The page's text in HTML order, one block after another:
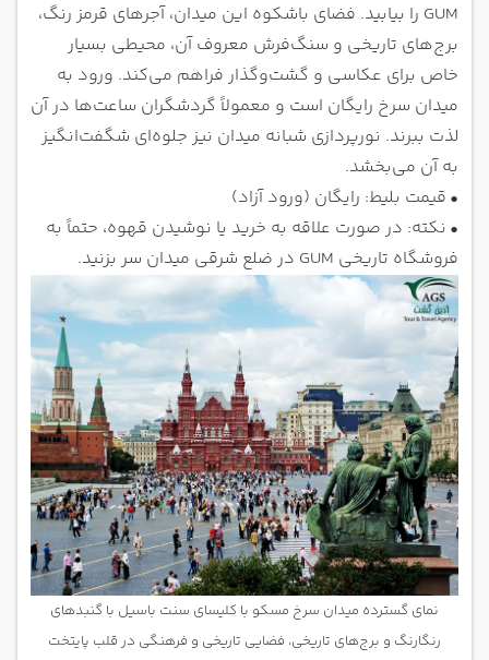
GUM را بیابید. فضای باشکوه این میدان، آجرهای قرمز رنگ،
برج‌های تاریخی و سنگ‌فرش معروف آن، محیطی بسیار
خاص برای عکاسی و گشت‌وگذار فراهم می‌کند. ورود به
میدان سرخ رایگان است و معمولاً گردشگران ساعت‌ها در آن
لذت ببرند. نورپردازی شبانه میدان نیز جلوه‌ای شگفت‌انگیز
به آن می‌بخشد.
• قیمت بلیط: رایگان (ورود آزاد)
• نکته: در صورت علاقه به خرید یا نوشیدن قهوه، حتماً به
فروشگاه تاریخی GUM در ضلع شرقی میدان سر بزنید.
نمای گسترده میدان سرخ مسکو با کلیسای سنت باسیل با گنبدهای
رنگارنگ و برج‌های تاریخی، فضایی تاریخی و فرهنگی در قلب پایتخت